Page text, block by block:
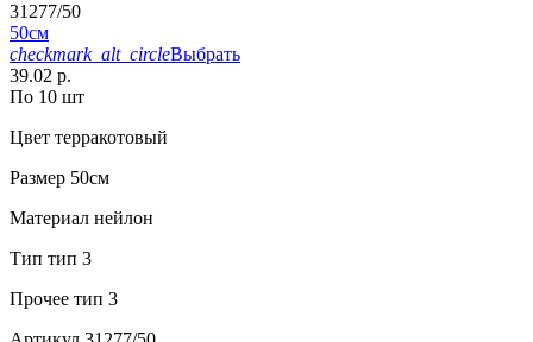
31277/50
50см
checkmark_alt_circleВыбрать
39.02 р.
По 10 шт
Цвет терракотовый
Размер 50см
Материал нейлон
Тип тип 3
Прочее тип 3